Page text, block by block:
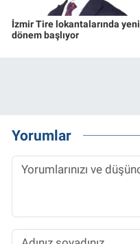
İzmir Tire lokantalarında yeni
dönem başlıyor
Yorumlar